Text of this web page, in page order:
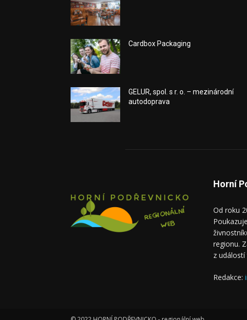
Cardbox Packaging
GELUR, spol. s r. o. – mezinárodní
autodoprava
Horní
Od roku
regionu.
z událostí
Redakce: